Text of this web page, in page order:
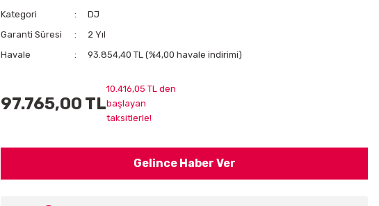
Kategori
DJ
Garanti Süresi
2 Yıl
Havale
93.854,40 TL (%4,00 havale indirimi)
97.765,00 TL
10.416,05 TL den
başlayan
taksitlerle!
Gelince Haber Ver